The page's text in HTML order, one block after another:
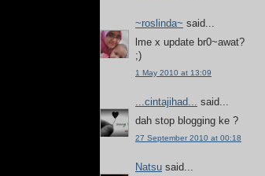
~roslinda~ said...
lme x update br0~awat?
;)
1 May 2010 at 13:09
...cintajihad...
said...
dah stop blogging ke ?
27 September 2010 at 00:18
Natsu said...